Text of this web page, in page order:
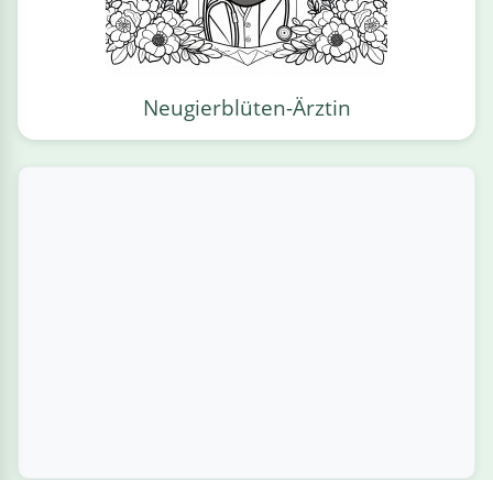
Neugierblüten-Ärztin